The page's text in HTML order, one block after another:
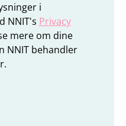
i
NNIT's Privacy
mere om dine
NNIT behandler